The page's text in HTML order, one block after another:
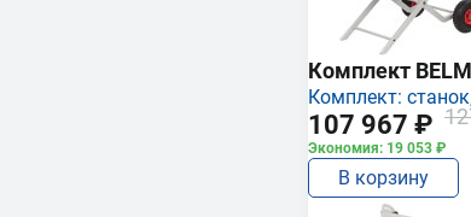
Комплект
Комплект:
107 967 ₽
Экономия: 19 053 ₽
В корзину